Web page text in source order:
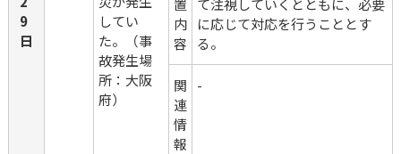
9
日
してい
た。（事
故発生場
所：大阪
府）
内
容
に応じて対応を行うこととす
る。
関
連
情
報
-